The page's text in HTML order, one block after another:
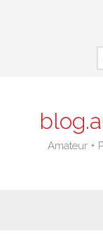
Amateur +